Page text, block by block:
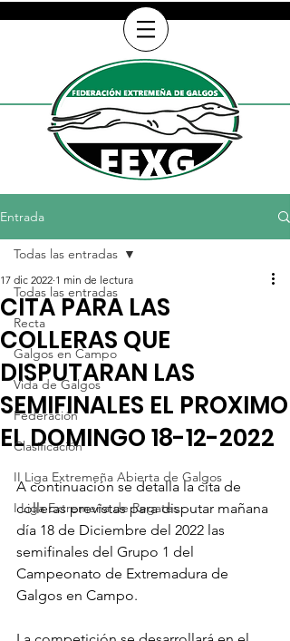
Entrada
Todas las entradas
Recta
Galgos en Campo
Vida de Galgos
Federación
Clasificación
II Liga Extremeña Abierta de Galgos
I Liga Extremeña de Regates
Todas las entradas
CITA PARA LAS
COLLERAS QUE
DISPUTARAN LAS
SEMIFINALES EL PROXIMO
EL DOMINGO 18-12-2022
17 dic 2022 1 min de lectura
A continuación se detalla la cita de
colleras previstas para disputar mañana
día 18 de Diciembre del 2022 las
semifinales del Grupo 1 del
Campeonato de Extremadura de
Galgos en Campo.